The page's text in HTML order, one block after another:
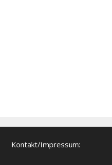
Kontakt/Impressum: